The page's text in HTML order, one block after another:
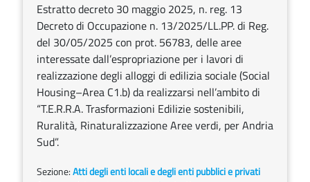
Estratto decreto 30 maggio 2025, n. reg. 13
Decreto di Occupazione n. 13/2025/LL.PP. di Reg.
del 30/05/2025 con prot. 56783, delle aree
interessate dall’espropriazione per i lavori di
realizzazione degli alloggi di edilizia sociale (Social
Housing–Area C1.b) da realizzarsi nell’ambito di
“T.E.R.R.A. Trasformazioni Edilizie sostenibili,
Ruralità, Rinaturalizzazione Aree verdi, per Andria
Sud”.
Sezione:Atti degli enti locali e degli enti pubblici e privati